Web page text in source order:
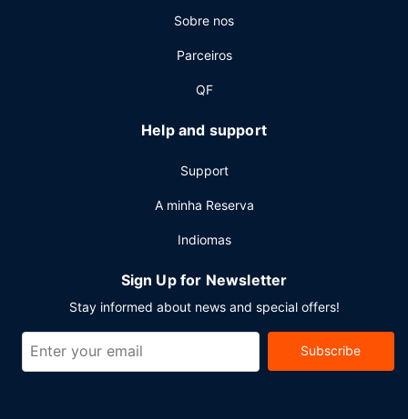
tem 2 salas de reuniões, para organizar os seus eventos.
Sobre nos
Parceiros
QF
Help and support
Support
A minha Reserva
Indiomas
Sign Up for Newsletter
Stay informed about news and special offers!
Subscribe